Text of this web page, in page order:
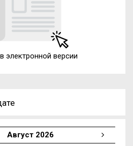
электронной версии
Август 2026